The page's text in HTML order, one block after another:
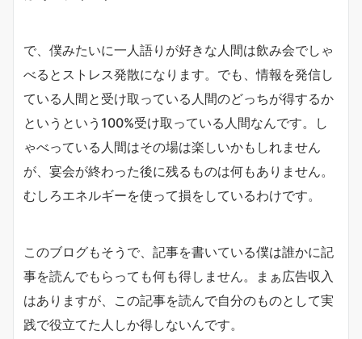
で、僕みたいに一人語りが好きな人間は飲み会でしゃ
べるとストレス発散になります。でも、情報を発信し
ている人間と受け取っている人間のどっちが得するか
というという100%受け取っている人間なんです。し
ゃべっている人間はその場は楽しいかもしれません
が、宴会が終わった後に残るものは何もありません。
むしろエネルギーを使って損をしているわけです。
このブログもそうで、記事を書いている僕は誰かに記
事を読んでもらっても何も得しません。まぁ広告収入
はありますが、この記事を読んで自分のものとして実
践で役立てた人しか得しないんです。